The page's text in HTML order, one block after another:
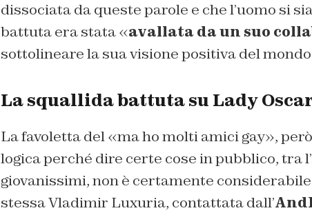
dissociata da queste parole e che l’uomo si
battuta era stata «avallata da un suo
sottolineare la sua visione positiva del mondo
La squallida battuta su Lady
La favoletta del «ma ho molti amici gay»,
logica perché dire certe cose in pubblico, tra
giovanissimi, non è certamente
stessa Vladimir Luxuria, contattata dall’